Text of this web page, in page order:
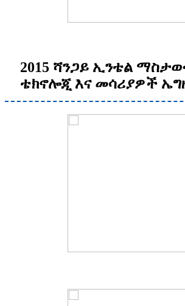
2015 ሻንጋይ ኢንቴል
ቴክኖሎጂ እና መሳሪያዎች